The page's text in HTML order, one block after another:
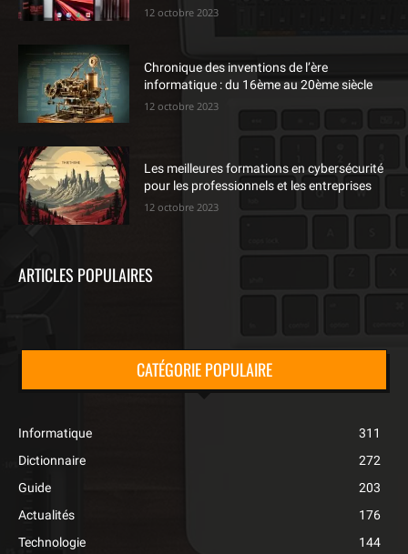
12 octobre 2023
Chronique des inventions de l’ère
informatique : du 16ème au 20ème siècle
12 octobre 2023
Les meilleures formations en cybersécurité
pour les professionnels et les entreprises
12 octobre 2023
ARTICLES POPULAIRES
CATÉGORIE POPULAIRE
Informatique
311
Dictionnaire
272
Guide
203
Actualités
176
Technologie
144